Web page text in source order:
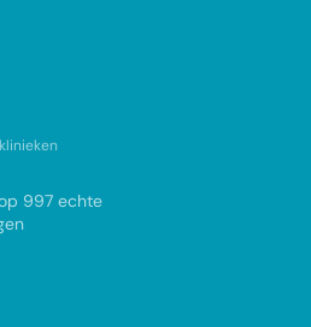
997 echte